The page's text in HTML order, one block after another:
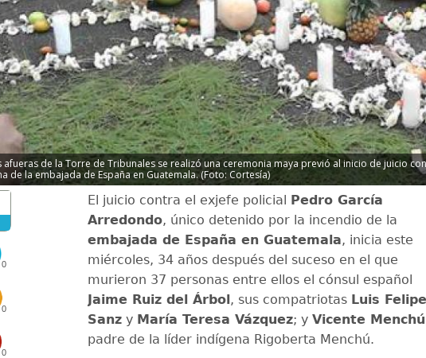
afueras de la Torre de Tribunales se realizó una ceremonia maya previó al inicio de juicio
de la embajada de España en Guatemala. (Foto: Cortesía)
0
0
0
El juicio contra el exjefe policial Pedro García
Arredondo, único detenido por la incendio de la
embajada de España en Guatemala, inicia este
miércoles, 34 años después del suceso en el que
murieron 37 personas entre ellos el cónsul español
Jaime Ruiz del Árbol, sus compatriotas Luis Felipe
Sanz y María Teresa Vázquez; y Vicente Menchú
padre de la líder indígena Rigoberta Menchú.